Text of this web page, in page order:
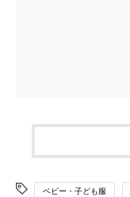
ベビー・子ども服